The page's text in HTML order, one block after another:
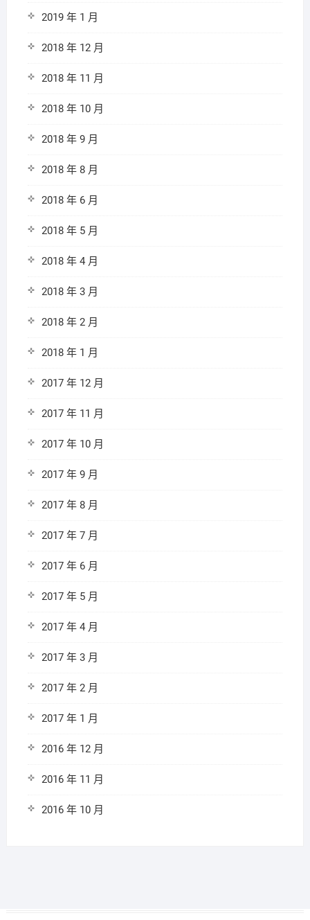
2019 年 1 月
2018 年 12 月
2018 年 11 月
2018 年 10 月
2018 年 9 月
2018 年 8 月
2018 年 6 月
2018 年 5 月
2018 年 4 月
2018 年 3 月
2018 年 2 月
2018 年 1 月
2017 年 12 月
2017 年 11 月
2017 年 10 月
2017 年 9 月
2017 年 8 月
2017 年 7 月
2017 年 6 月
2017 年 5 月
2017 年 4 月
2017 年 3 月
2017 年 2 月
2017 年 1 月
2016 年 12 月
2016 年 11 月
2016 年 10 月